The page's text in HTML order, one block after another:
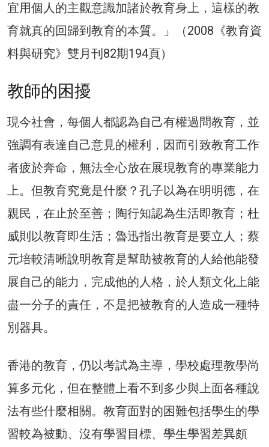
宜用個人的主觀意識加諸於教育身上，這樣的教
育就真的回歸到教育的本質。」（2008《教育資
料與研究》雙月刊82期194頁）
教師的困擾
現今社會，每個人都認為自己有權過問教育，並
強調有表達自己意見的權利，因而引致教育工作
者疲於奔命，無法全心放在展現教育的專業能力
上。但教育究竟是什麼？孔子以為在明明德，在
親民，在止於至善；陶行知認為生活即教育；杜
威則以教育即生活；魯迅指出教育是要立人；蔡
元培較清晰說明教育是幫助被教育的人給他能發
展自己的能力，完成他的人格，於人類文化上能
盡一分子的責任，不是把被教育的人造成一種特
別器具。
香港的教育，仍以考試為主導，學校處理教學尚
算多元化，但在整體上看不到多少與上面各種說
法有些什麼相關。教育面對的困難包括學生的學
習較為被動、沒有學習目標、學生學習差異頗